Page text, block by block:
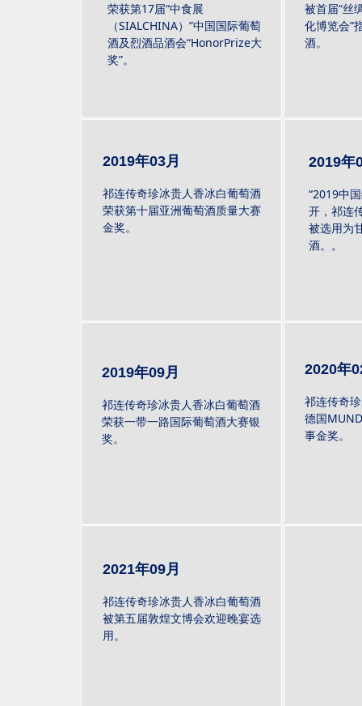
荣获第17届“中食展
（SIALCHINA）”中国国际葡萄
酒及烈酒品酒会“HonorPrize大
奖”。
被首届“丝
化博览会”
酒。
2019年03月
祁连传奇珍冰贵人香冰白葡萄酒
荣获一带一路国际葡萄酒大赛银
奖。
2019年09月
祁连传奇
德国
事金奖。
2020年
祁连传奇珍冰贵人香冰白葡萄酒
荣获第十届亚洲葡萄酒质量大赛
金奖。
“2019中
开，祁连
被选用为
酒。。
2019年
祁连传奇珍冰贵人香冰白葡萄酒
被第五届敦煌文博会欢迎晚宴选
用。
2021年09月